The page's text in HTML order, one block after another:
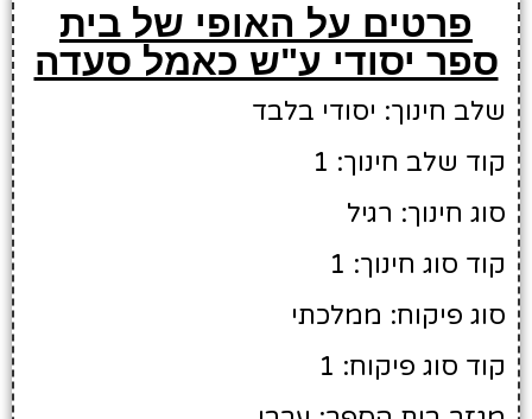
פרטים על האופי של בית
ספר יסודי ע"ש כאמל סעדה
שלב חינוך: יסודי בלבד
קוד שלב חינוך: 1
סוג חינוך: רגיל
קוד סוג חינוך: 1
סוג פיקוח: ממלכתי
קוד סוג פיקוח: 1